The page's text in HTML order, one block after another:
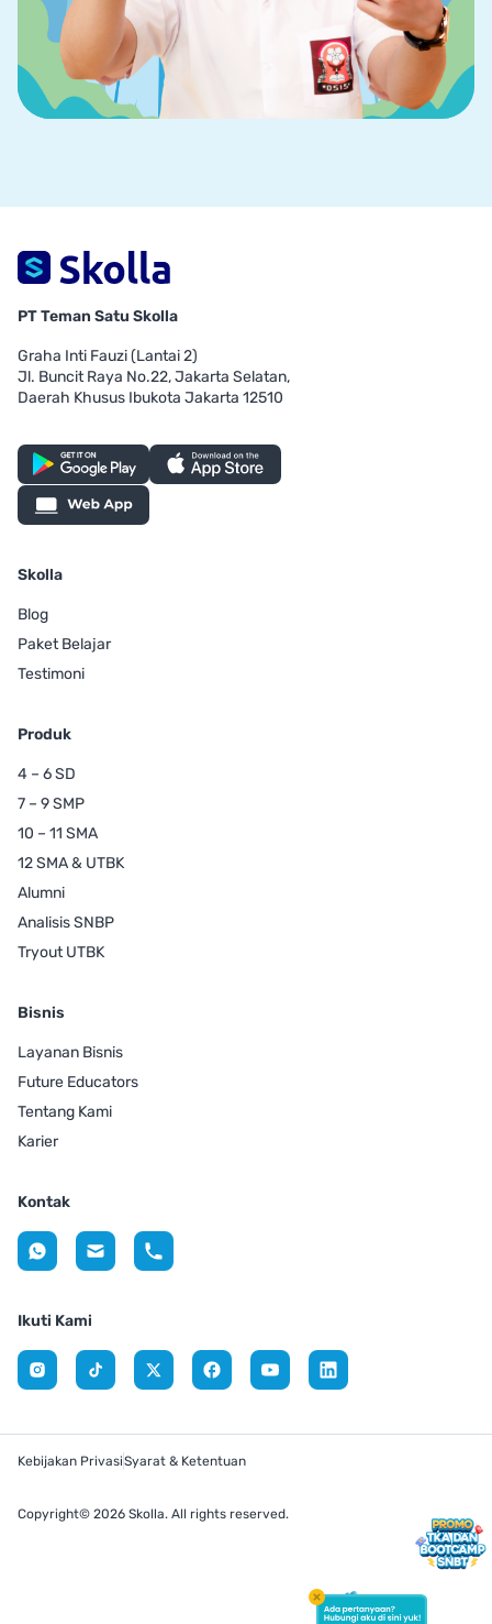
PT Teman Satu Skolla
Graha Inti Fauzi (Lantai 2)
Jl. Buncit Raya No.22, Jakarta Selatan,
Daerah Khusus Ibukota Jakarta 12510
Skolla
Blog
Paket Belajar
Testimoni
Produk
4 – 6 SD
7 – 9 SMP
10 – 11 SMA
12 SMA & UTBK
Alumni
Analisis SNBP
Tryout UTBK
Bisnis
Layanan Bisnis
Future Educators
Tentang Kami
Karier
Kontak
Ikuti Kami
Copyright© 2026 Skolla. All rights reserved.
Kebijakan PrivasiSyarat & Ketentuan